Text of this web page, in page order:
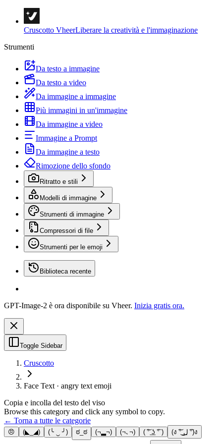
Cruscotto VheerLiberare la creatività e l'immaginazione
Strumenti
Da testo a immagine
Da testo a video
Da immagine a immagine
Più immagini in un'immagine
Da immagine a video
Immagine a Prompt
Da immagine a testo
Rimozione dello sfondo
Ritratto e stili
Modelli di immagine
Strumenti di immagine
Compressori di file
Strumenti per le emoji
Biblioteca recente
GPT-Image-2 è ora disponibile su Vheer. Inizia gratis ora.
Toggle Sidebar
Cruscotto
Face Text · angry text emoji
Copia e incolla del testo del viso
Browse this category and click any symbol to copy.
← Torna a tutte le categorie
😠 (◣_◢) (╰ ‿ ╯) ಠ_ಠ (¬▂¬) (¬､¬) ( ͠° ͟ʖ ͡° ) (ง ͠° ͟ل͜ ͡°)ง